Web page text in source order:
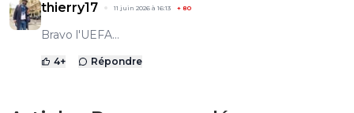
thierry17 11 juin 2026 à 16:13 + 80
Bravo l'UEFA...
4+ Répondre